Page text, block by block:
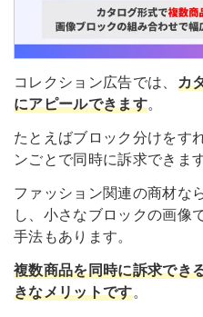
コレクション広告では、 カ
にアピールできます。
たとえばブロック分けをす
ンごとで同時に訴求できます
ファッション関連の商材な
し、小さなブロックの画像
手法もあります。
複数商品を同時に訴求でき
きなメリットです。